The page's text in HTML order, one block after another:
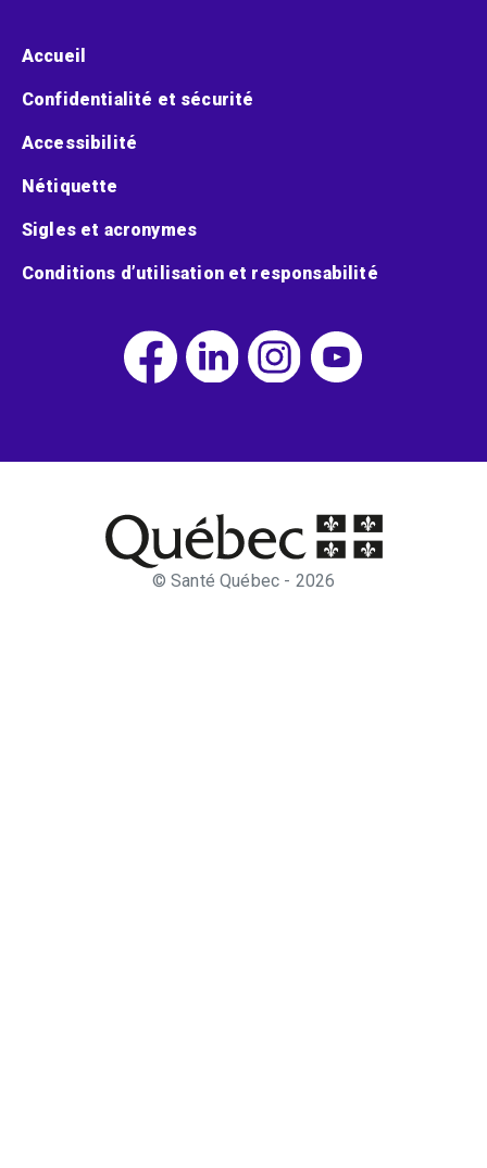
Menu pied de page
Accueil
Confidentialité et sécurité
Accessibilité
Nétiquette
Sigles et acronymes
Conditions d’utilisation et responsabilité
© Santé Québec - 2026